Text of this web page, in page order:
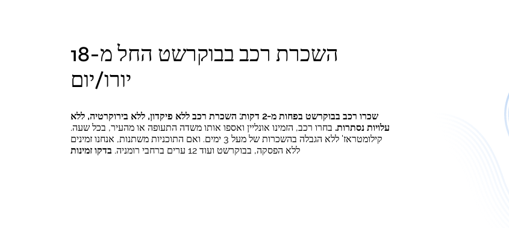
השכרת רכב בבוקרשט החל מ-18
יורו/יום
שכרו רכב בבוקרשט בפחות מ-2 דקות: השכרת רכב ללא פיקדון, ללא בירוקרטיה, ללא
עלויות נסתרות. בחרו רכב, הזמינו אונליין ואספו אותו משדה התעופה או מהעיר, בכל שעה.
קילומטראז' ללא הגבלה בהשכרות של מעל 3 ימים. ואם התוכניות משתנות, אנחנו זמינים
ללא הפסקה, בבוקרשט ועוד 12 ערים ברחבי רומניה.
בדקו זמינות